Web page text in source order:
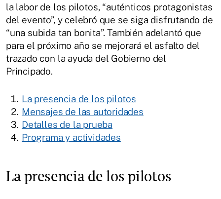
la labor de los pilotos, “auténticos protagonistas
del evento”, y celebró que se siga disfrutando de
“una subida tan bonita”. También adelantó que
para el próximo año se mejorará el asfalto del
trazado con la ayuda del Gobierno del
Principado.
La presencia de los pilotos
Mensajes de las autoridades
Detalles de la prueba
Programa y actividades
La presencia de los pilotos